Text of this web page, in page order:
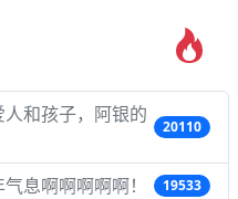
和孩子，阿银的
20110
息啊啊啊啊啊！ 19533